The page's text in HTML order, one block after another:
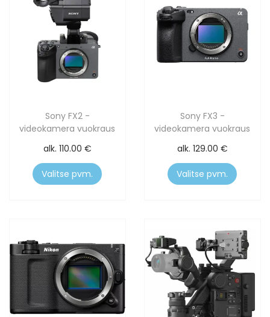
Sony FX2 -
videokamera vuokraus
alk. 110.00 €
Valitse pvm.
Sony FX3 -
videokamera vuokraus
alk. 129.00 €
Valitse pvm.